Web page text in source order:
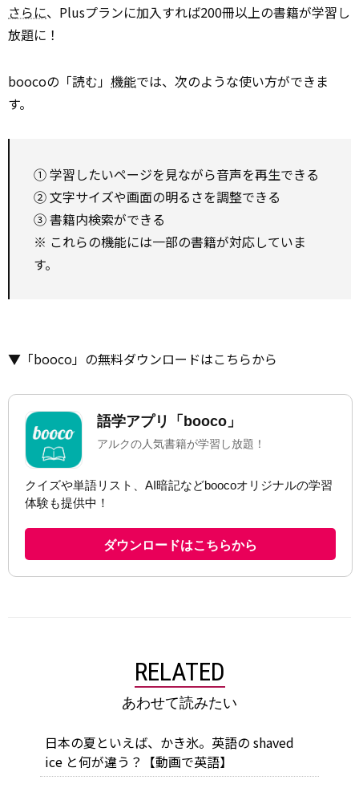
さらに、Plusプランに加入すれば200冊以上の書籍が学習し
放題に！
boocoの「読む」 機能では、次のような使い方ができま
す。
① 学習したいページを見ながら音声を再生できる
② 文字サイズや画面の明るさを調整できる
③ 書籍内検索ができる
※ これらの機能には一部の書籍が対応していま
す。
▼「booco」の無料ダウンロードはこちらから
RELATED
あわせて読みたい
日本の夏といえば、かき氷。英語の shaved
ice と何が違う？【動画で英語】